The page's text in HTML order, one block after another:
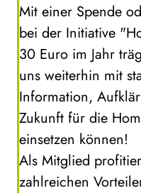
Mit einer Spende
bei der Initiative
30 Euro im Jahr
uns weiterhin mit
Information,
Zukunft für die
einsetzen können!
Als Mitglied
zahlreichen